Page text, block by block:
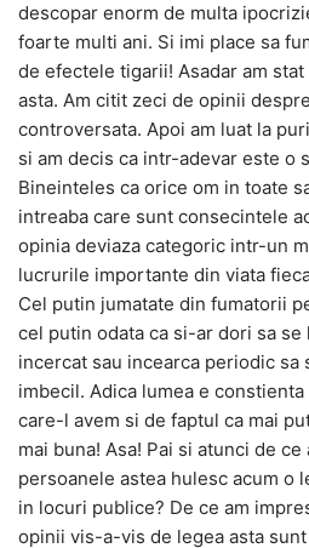
descopar enorm de multa
foarte multi ani. Si imi place sa
de efectele tigarii! Asadar am
asta. Am citit zeci de opinii
controversata. Apoi am luat la
si am decis ca intr-adevar este o
Bineinteles ca orice om in toate
intreaba care sunt consecintele
opinia deviaza categoric intr-un
lucrurile importante din viata
Cel putin jumatate din fumatorii
cel putin odata ca si-ar dori sa se
incercat sau incearca periodic
imbecil. Adica lumea e
care-l avem si de faptul ca mai
mai buna! Asa! Pai si atunci de
persoanele astea hulesc acum o
in locuri publice? De ce am
opinii vis-a-vis de legea asta